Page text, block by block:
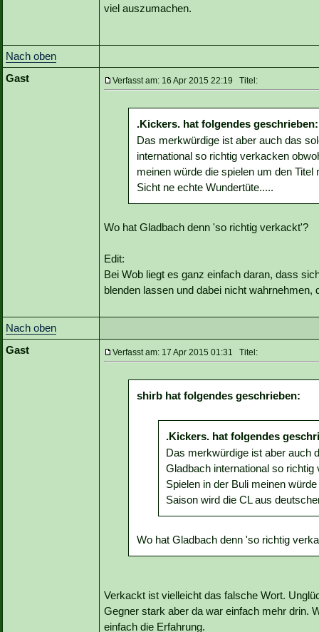
viel auszumachen.
Nach oben
Gast
Verfasst am: 16 Apr 2015 22:19 Titel:
.Kickers. hat folgendes geschrieben:
Das merkwürdige ist aber auch das
international so richtig verkacken
meinen würde die spielen um den
Sicht ne echte Wundertüte.....
Wo hat Gladbach denn 'so richtig verkackt'?
Edit:
Bei Wob liegt es ganz einfach daran, dass
blenden lassen und dabei nicht
Nach oben
Gast
Verfasst am: 17 Apr 2015 01:31 Titel:
shirb hat folgendes geschrieben:
.Kickers. hat folgendes
Das merkwürdige ist aber auch
Gladbach international so
Spielen in der Buli meinen
Saison wird die CL aus
Wo hat Gladbach denn 'so richtig
Verkackt ist vielleicht das falsche Wort.
Gegner stark aber da war einfach mehr drin.
einfach die Erfahrung.